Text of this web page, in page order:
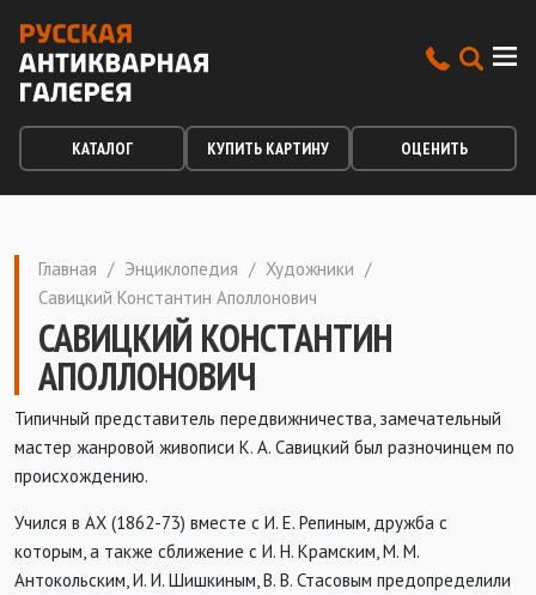
КАТАЛОГ КУПИТЬ КАРТИНУ ОЦЕНИТЬ
Главная / Энциклопедия / Художники /
Савицкий Константин Аполлонович
САВИЦКИЙ КОНСТАНТИН
АПОЛЛОНОВИЧ
Типичный представитель передвижничества, замечательный
мастер жанровой живописи К. А. Савицкий был разночинцем по
происхождению.
Учился в АХ (1862-73) вместе с И. Е. Репиным, дружба с
которым, а также сближение с И. Н. Крамским, М. М.
Антокольским, И. И. Шишкиным, В. В. Стасовым предопределили